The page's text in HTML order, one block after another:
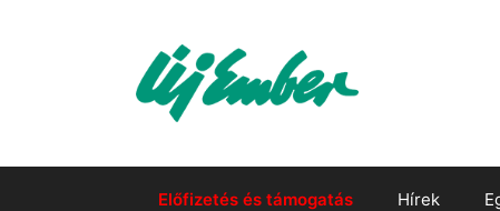
Előfizetés és támogatás Hírek